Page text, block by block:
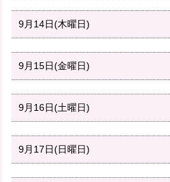
9月14日(木曜日)
9月15日(金曜日)
9月16日(土曜日)
9月17日(日曜日)